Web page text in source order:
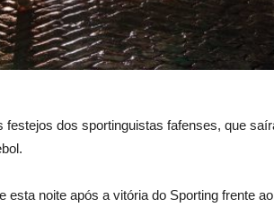
festejos dos sportinguistas fafenses, que
esta noite após a vitória do Sporting frente